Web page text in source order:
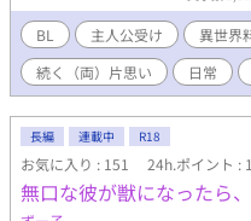
情報収集の旅へ編】1年の異
やっと村から出た主人公。つ
かりを探す旅へ。 ◇◇◇ ※【
ゆっくり】目。なんの変哲も
の余裕が必要です。ハラハラ
かな……日常を追いかける系
視点も登場する）。R18/BLシ
ないし少ないはず……。 ◇◇◇
投稿してます。 自分が読みた
のを盛り込んだ自分用俺得妄
BL 主人公受け 異世界
続く（両）片思い
日常
長編 連載中 R18
お気に入り : 151 24h.ポイント :
無口な彼が獣になったら